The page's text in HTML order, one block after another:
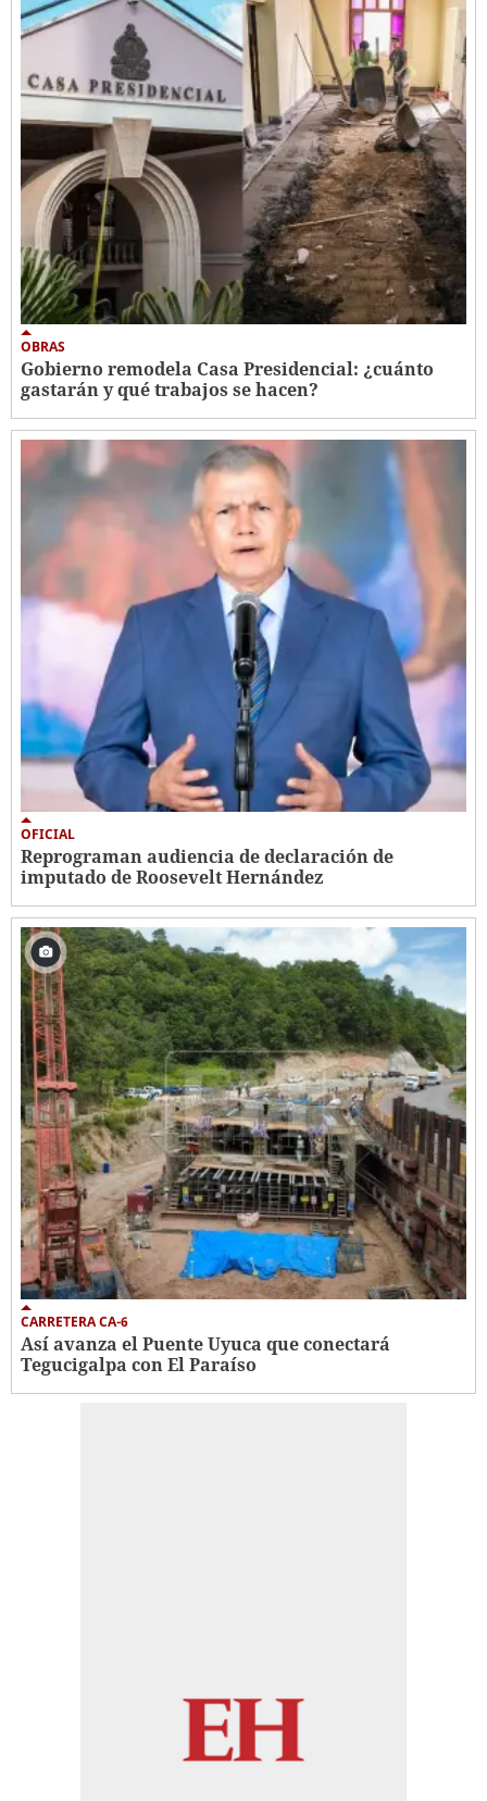
OBRAS
Gobierno remodela Casa Presidencial: ¿cuánto
gastarán y qué trabajos se hacen?
OFICIAL
Reprograman audiencia de declaración de
imputado de Roosevelt Hernández
CARRETERA CA-6
Así avanza el Puente Uyuca que conectará
Tegucigalpa con El Paraíso